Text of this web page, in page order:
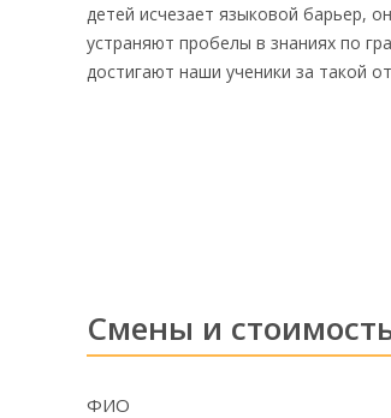
детей исчезает языковой барьер,
устраняют пробелы в знаниях по
достигают наши ученики за такой
Смены и
ФИО